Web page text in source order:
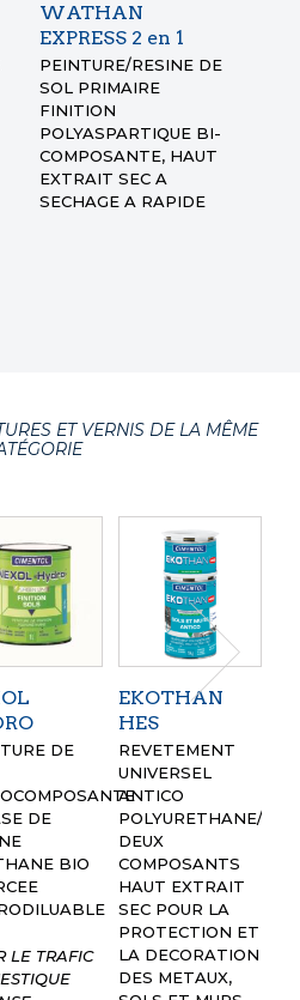
WATHAN
EXPRESS 2 en 1
PEINTURE/RESINE DE
SOL PRIMAIRE
FINITION
POLYASPARTIQUE BI-
COMPOSANTE, HAUT
EXTRAIT SEC A
SECHAGE A RAPIDE
ET VERNIS DE LA MÊME
DE
DE
BIO
LE TRAFIC
EKOTHAN
HES
REVETEMENT
UNIVERSEL
ANTICO
POLYURETHANE/
DEUX
COMPOSANTS
HAUT EXTRAIT
SEC POUR LA
PROTECTION ET
LA DECORATION
DES METAUX,